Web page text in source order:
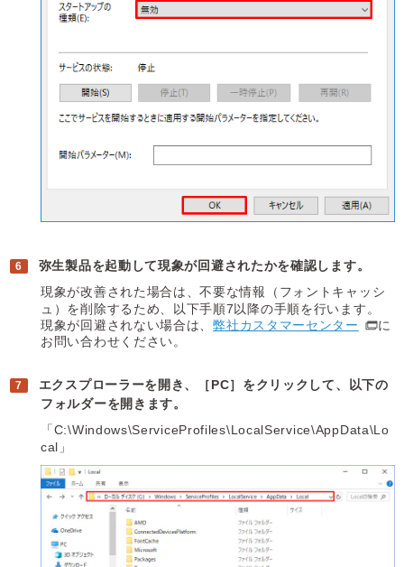
弥生製品を起動して現象が回避されたかを確認します。
現象が改善された場合は、不要な情報（フォントキャッシ
ュ）を削除するため、以下手順7以降の手順を行います。
現象が回避されない場合は、弊社カスタマーセンター
に
お問い合わせください。
エクスプローラーを開き、［PC］をクリックして、以下の
フォルダーを開きます。
「C:\Windows\ServiceProfiles\LocalService\AppData\Lo
cal」